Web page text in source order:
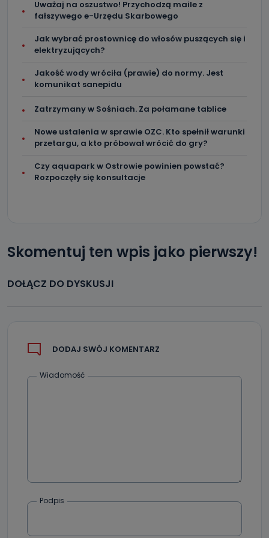
Kiedy i komu możemy przekazać
Państwa dane?
Telewizja Kablowa Pro-Art z siedzibą w miejscowości
przekazuje Państwa danych osobowych podmiotom
trzecim, jak również nie są one wykorzystywane w
procesach zautomatyzowanego profilowania.
Co mogą Państwo zrobić z
Po wyrażeniu zgody na przetwarzanie danych osobowych,
mają Państwo prawo do żądania od Telewizji Kablowa
400) przy ul. Wolności 19 dostępu do danych osobowych
dotyczących Państwa oraz uzyskania ich kopii, a także
żądania ich sprostowania, usunięcia danych,
Do czasu wycofania zgody lub, jeśli dane będą
które zostały zebrane ze źródeł publicznie dostępnych, w
szczególności: imię i nazwisko, adres e-mail, telefon
oraz partnerzy wspomagający administratora w jego
Uważaj na oszustwo! Przychodzą maile z
fałszywego e-Urzędu Skarbowego
Jak wybrać prostownicę do włosów puszących się i
elektryzujących?
Jakość wody wróciła (prawie) do normy. Jest
komunikat sanepidu
Zatrzymany w Sośniach. Za połamane tablice
Nowe ustalenia w sprawie OZC. Kto spełnił warunki
przetargu, a kto próbował wrócić do gry?
Czy aquapark w Ostrowie powinien powstać?
Rozpoczęły się konsultacje
Skomentuj ten wpis jako pierwszy!
DOŁĄCZ DO DYSKUSJI
DODAJ SWÓJ KOMENTARZ
Wiadomość
Podpis